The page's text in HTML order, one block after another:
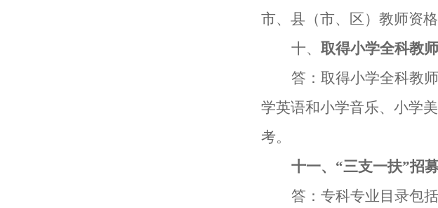
市、县 （市、区） 教师资
十、 取得小学全科教
答： 取得小学全科教
学英语和小学音乐、小学
考。
十一、 “三支一扶”招
答： 专科专业目录包括